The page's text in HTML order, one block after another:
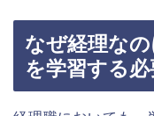
なぜ経理な
を学習する